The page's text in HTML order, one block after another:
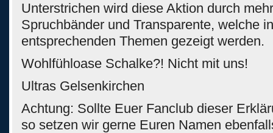
Unterstrichen wird diese Aktion durch
Spruchbänder und Transparente, welche
entsprechenden Themen gezeigt werden.
Wohlfühloase Schalke?! Nicht mit uns!
Ultras Gelsenkirchen
Achtung: Sollte Euer Fanclub dieser
so setzen wir gerne Euren Namen